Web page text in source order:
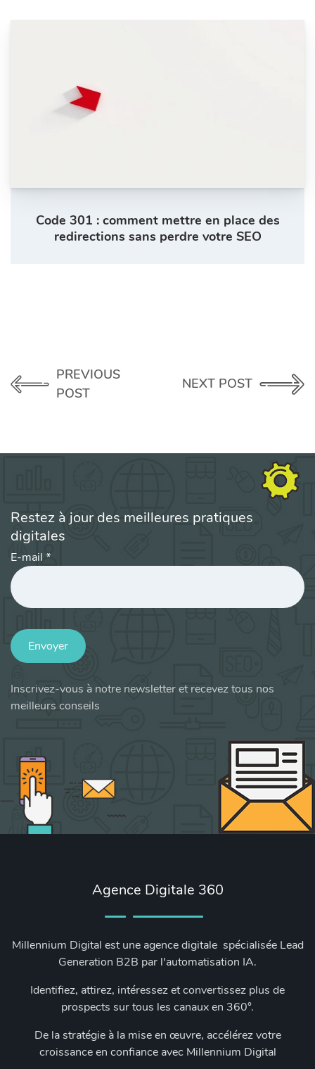
Code 301 : comment mettre en place des
redirections sans perdre votre SEO
PREVIOUS
POST
NEXT POST
Restez à jour des meilleures pratiques
digitales
E-mail *
Envoyer
Inscrivez-vous à notre newsletter et recevez tous nos
meilleurs conseils
Agence Digitale 360
Millennium Digital est une agence digitale spécialisée Lead
Generation B2B par l'automatisation IA.
Identifiez, attirez, intéressez et convertissez plus de
prospects sur tous les canaux en 360°.
De la stratégie à la mise en œuvre, accélérez votre
croissance en confiance avec Millennium Digital